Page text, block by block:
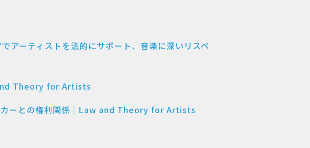
ーティストを法的にサポート、音楽に深いリスペ
Theory for Artists
カーとの権利関係 | Law and Theory for Artists